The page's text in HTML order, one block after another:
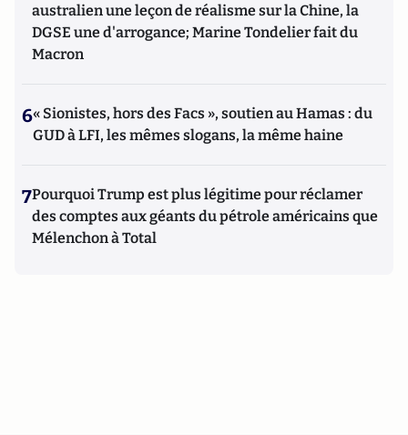
australien une leçon de réalisme sur la Chine, la
DGSE une d'arrogance; Marine Tondelier fait du
Macron
6« Sionistes, hors des Facs », soutien au Hamas : du
GUD à LFI, les mêmes slogans, la même haine
7Pourquoi Trump est plus légitime pour réclamer
des comptes aux géants du pétrole américains que
Mélenchon à Total